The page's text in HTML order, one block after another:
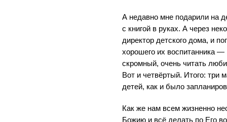
А недавно мне подарили на
с книгой в руках. А через
директор детского дома, и
хорошего их воспитанника
скромный, очень читать
Вот и четвёртый. Итого: три
детей, как и было
Как же нам всем жизненно
Божию и всё делать по Его